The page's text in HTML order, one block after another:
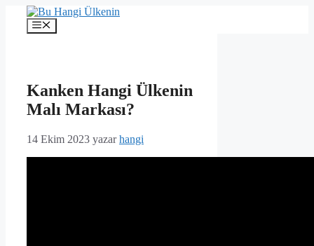
İçeriğe
Menü
Kanken Hangi Ülkenin
Malı Markası?
14 Ekim 2023 yazarhangi